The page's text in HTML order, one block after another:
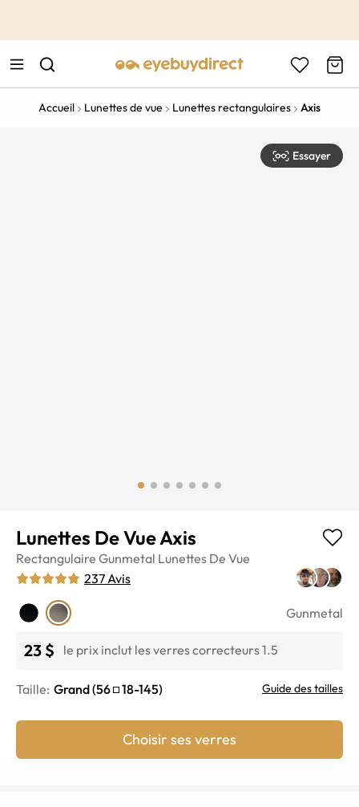
Accueil Lunettes de vue Lunettes rectangulaires Axis
Essayer
Lunettes De Vue Axis
Rectangulaire Gunmetal Lunettes De Vue
237 Avis
Gunmetal
23 $ le prix inclut les verres correcteurs 1.5
Taille: Grand(56 18-145) Guide des tailles
Choisir ses verres